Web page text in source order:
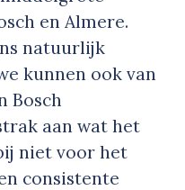
en Almere.
natuurlijk
kunnen ook van
Bosch
aan wat het
niet voor het
consistente